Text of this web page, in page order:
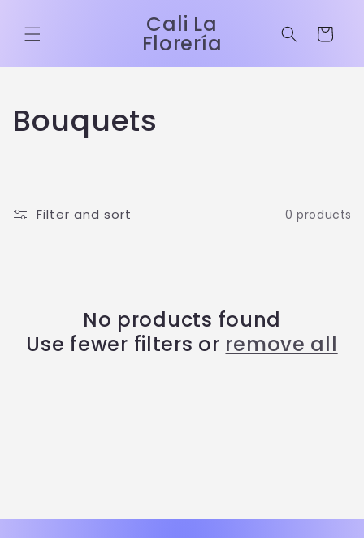
content
Cali La
Florería Cart
C
l
Bouquets
Filter and sort 0 products
No products found
Use fewer filters or remove all